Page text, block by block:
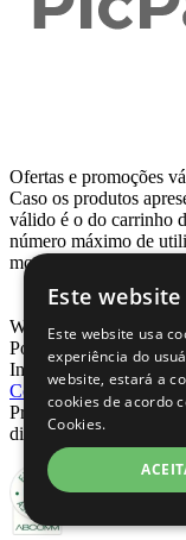
Ofertas e promoções
Caso os produtos
válido é o do carrinho
número máximo de
momento, de acordo
Webcontinental LTDA
Porto Alegre - RS -
Inscrição Estadual:
Conosco|
Proibida reprodução
direitos reservados -
Este
Este website usa
experiência do
website, estará a
cookies de acordo
Cookies.